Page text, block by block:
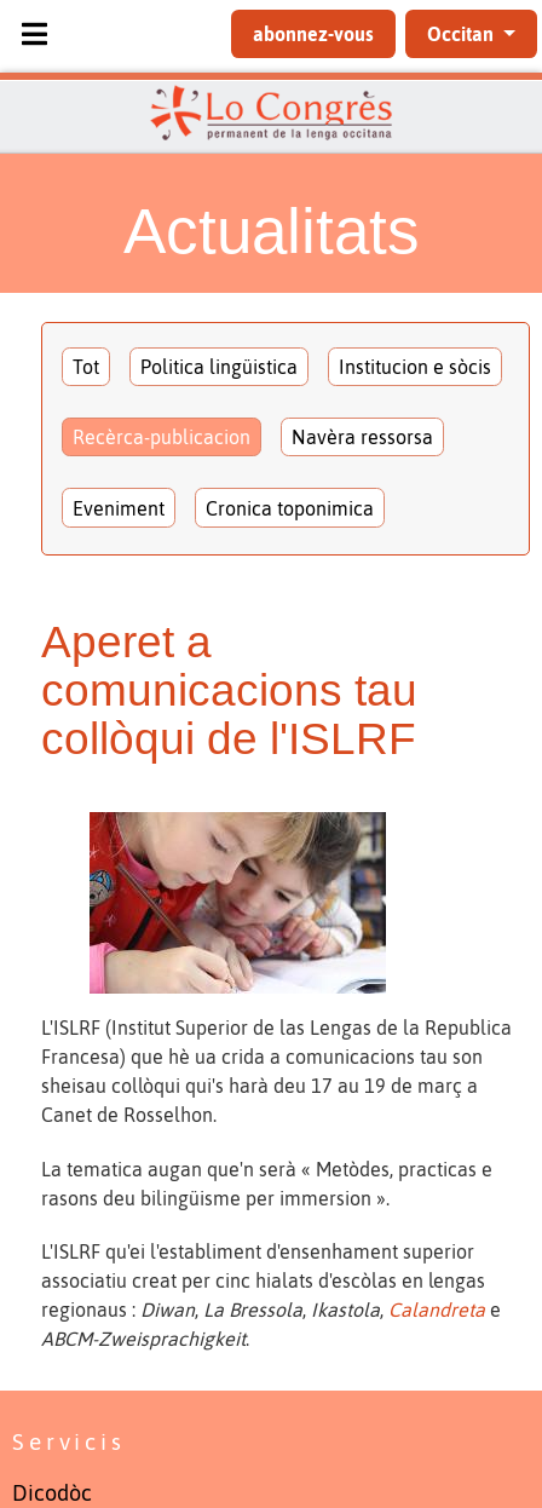
Sélectionnez votre langue
abonnez-vous Occitan
Actualitats
Tot Politica lingüistica Institucion e sòcis
Recèrca-publicacion Navèra ressorsa
Eveniment Cronica toponimica
Aperet a
comunicacions tau
collòqui de l'ISLRF
L'ISLRF (Institut Superior de las Lengas de la Republica
Francesa) que hè ua crida a comunicacions tau son
sheisau collòqui qui's harà deu 17 au 19 de març a
Canet de Rosselhon.
La tematica augan que'n serà « Metòdes, practicas e
rasons deu bilingüisme per immersion ».
L'ISLRF qu'ei l'establiment d'ensenhament superior
associatiu creat per cinc hialats d'escòlas en lengas
regionaus : Diwan, La Bressola, Ikastola, Calandreta e
ABCM-Zweisprachigkeit.
Servicis
Dicodòc